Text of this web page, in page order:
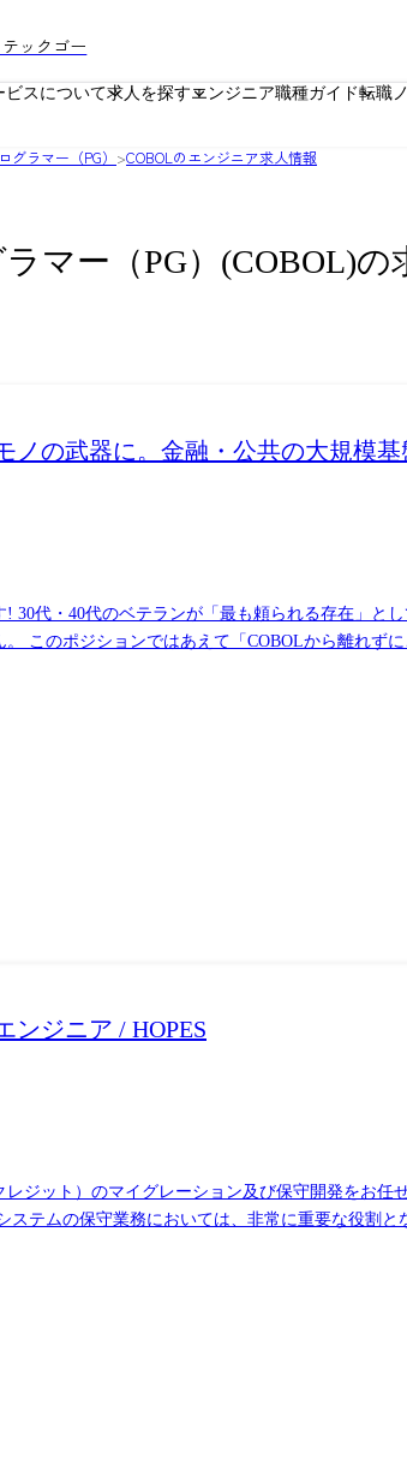
ックゴー
ビスについて求人を探すエンジニア職種ガイド転職
グラマー（PG） >COBOLのエンジニア求人情報
マー（PG）(COBOL)の
ノの武器に。金融・公共の大規模
30代・40代のベテランが「最も頼られる存在」と
このポジションではあえて「COBOLから離れず
ンジニア / HOPES
ジット）のマイグレーション及び保守開発をお
テムの保守業務においては、非常に重要な役割